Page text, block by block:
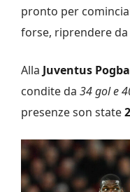
pronto per
forse, riprendere da
Alla Juventus Pogba
condite da 34 gol e
presenze son state